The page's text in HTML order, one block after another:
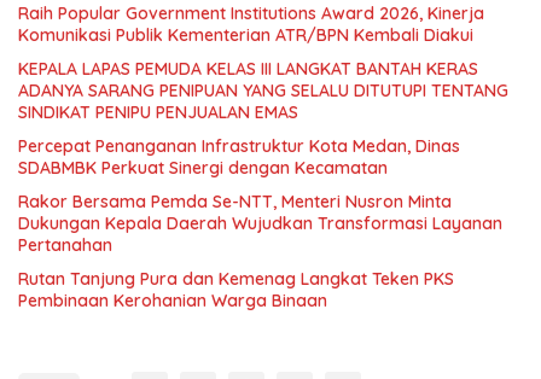
Raih Popular Government Institutions Award 2026, Kinerja
Komunikasi Publik Kementerian ATR/BPN Kembali Diakui
KEPALA LAPAS PEMUDA KELAS III LANGKAT BANTAH KERAS
ADANYA SARANG PENIPUAN YANG SELALU DITUTUPI TENTANG
SINDIKAT PENIPU PENJUALAN EMAS
Percepat Penanganan Infrastruktur Kota Medan, Dinas
SDABMBK Perkuat Sinergi dengan Kecamatan
Rakor Bersama Pemda Se-NTT, Menteri Nusron Minta
Dukungan Kepala Daerah Wujudkan Transformasi Layanan
Pertanahan
Rutan Tanjung Pura dan Kemenag Langkat Teken PKS
Pembinaan Kerohanian Warga Binaan